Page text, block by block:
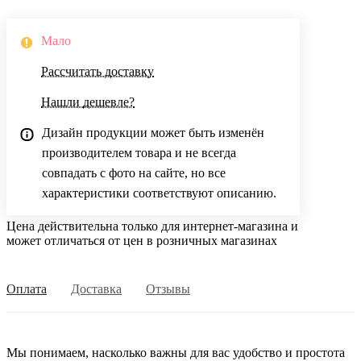
Мало
Рассчитать доставку
Нашли дешевле?
Дизайн продукции может быть изменён
производителем товара и не всегда
совпадать с фото на сайте, но все
характеристики соответствуют описанию.
Цена действительна только для интернет-магазина и
может отличаться от цен в розничных магазинах
Оплата Доставка Отзывы
Мы понимаем, насколько важны для вас удобство и простота